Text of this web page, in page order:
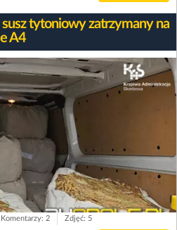
susz tytoniowy zatrzymany na
A4
Komentarzy: 2 Zdjęć: 5